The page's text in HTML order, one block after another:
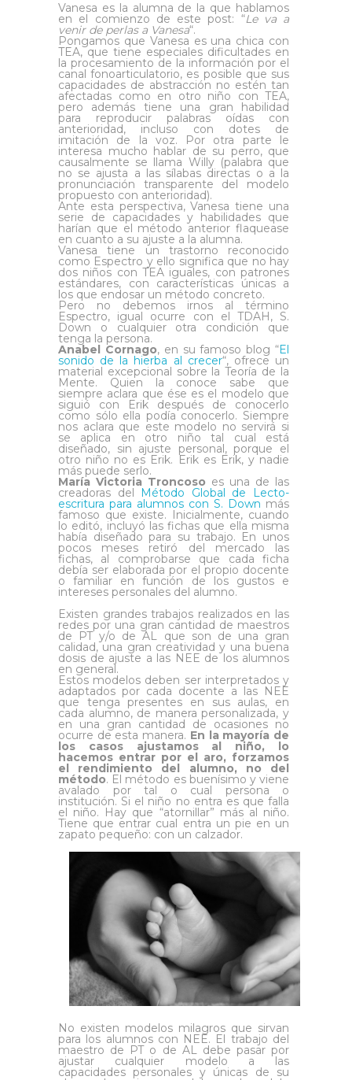
Vanesa es la alumna de la que hablamos
en el comienzo de este post: “Le va a
venir de perlas a Vanesa“.
Pongamos que Vanesa es una chica con
TEA, que tiene especiales dificultades en
la procesamiento de la información por el
canal fonoarticulatorio, es posible que sus
capacidades de abstracción no estén tan
afectadas como en otro niño con TEA,
pero además tiene una gran habilidad
para reproducir palabras oídas con
anterioridad, incluso con dotes de
imitación de la voz. Por otra parte le
interesa mucho hablar de su perro, que
causalmente se llama Willy (palabra que
no se ajusta a las sílabas directas o a la
pronunciación transparente del modelo
propuesto con anterioridad).
Ante esta perspectiva, Vanesa tiene una
serie de capacidades y habilidades que
harían que el método anterior flaquease
en cuanto a su ajuste a la alumna.
Vanesa tiene un trastorno reconocido
como Espectro y ello significa que no hay
dos niños con TEA iguales, con patrones
estándares, con características únicas a
los que endosar un método concreto.
Pero no debemos irnos al término
Espectro, igual ocurre con el TDAH, S.
Down o cualquier otra condición que
tenga la persona.
Anabel Cornago, en su famoso blog “El
sonido de la hierba al crecer“, ofrece un
material excepcional sobre la Teoría de la
Mente. Quien la conoce sabe que
siempre aclara que ése es el modelo que
siguió con Erik después de conocerlo
como sólo ella podía conocerlo. Siempre
nos aclara que este modelo no servirá si
se aplica en otro niño tal cual está
diseñado, sin ajuste personal, porque el
otro niño no es Erik. Erik es Erik, y nadie
más puede serlo.
María Victoria Troncoso es una de las
creadoras del Método Global de Lecto-
escritura para alumnos con S. Down más
famoso que existe. Inicialmente, cuando
lo editó, incluyó las fichas que ella misma
había diseñado para su trabajo. En unos
pocos meses retiró del mercado las
fichas, al comprobarse que cada ficha
debía ser elaborada por el propio docente
o familiar en función de los gustos e
intereses personales del alumno.
Existen grandes trabajos realizados en las
redes por una gran cantidad de maestros
de PT y/o de AL que son de una gran
calidad, una gran creatividad y una buena
dosis de ajuste a las NEE de los alumnos
en general.
Estos modelos deben ser interpretados y
adaptados por cada docente a las NEE
que tenga presentes en sus aulas, en
cada alumno, de manera personalizada, y
en una gran cantidad de ocasiones no
ocurre de esta manera. En la mayoría de
los casos ajustamos al niño, lo
hacemos entrar por el aro, forzamos
el rendimiento del alumno, no del
método. El método es buenísimo y viene
avalado por tal o cual persona o
institución. Si el niño no entra es que falla
el niño. Hay que “atornillar” más al niño.
Tiene que entrar cual entra un pie en un
zapato pequeño: con un calzador.
No existen modelos milagros que sirvan
para los alumnos con NEE. El trabajo del
maestro de PT o de AL debe pasar por
ajustar cualquier modelo a las
capacidades personales y únicas de su